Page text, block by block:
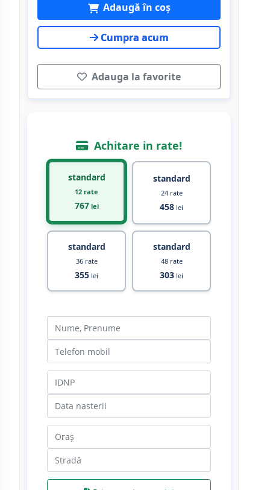
Adaugă în coș
Cumpra acum
Adauga la favorite
Achitare in rate!
standard
12 rate
767lei
standard
24 rate
458 lei
standard
36 rate
355 lei
standard
48 rate
303 lei